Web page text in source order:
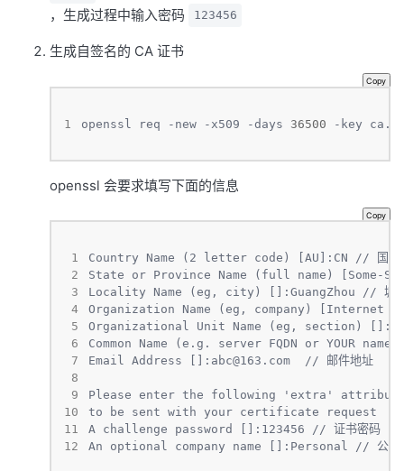
，生成过程中输入密码
123456
生成自签名的 CA 证书
Copy
1 openssl req -new -x509 -days 36500 -key
openssl 会要求填写下面的信息
Copy
1
2
3
4
5
6
7
8
9
10
11
12
Email Address []: abc@163.com
  // 邮件地址
A challenge password []:123456 // 证书密码
An optional company name []:Personal // 公司